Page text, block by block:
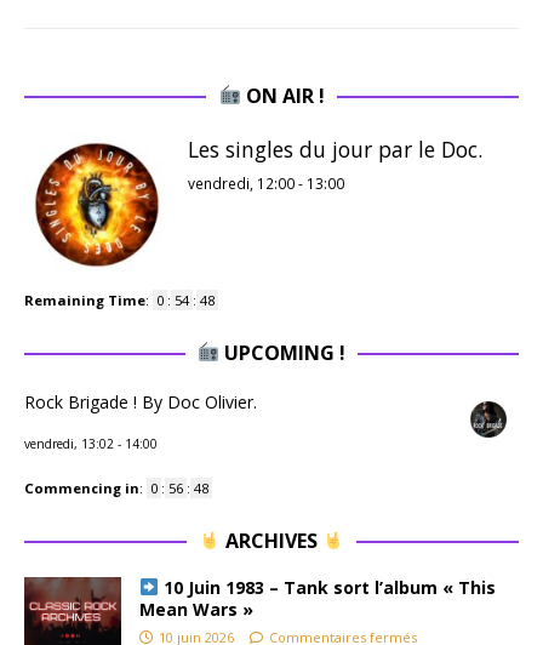
ON AIR !
Les singles du jour par le Doc.
vendredi, 12:00- 13:00
Remaining Time: 0 : 54 : 48
UPCOMING !
Rock Brigade ! By Doc Olivier.
vendredi, 13:02 - 14:00
Commencing in: 0 : 56 : 48
ARCHIVES
10 Juin 1983 – Tank sort l’album « This
Mean Wars »
10 juin 2026 Commentaires fermés